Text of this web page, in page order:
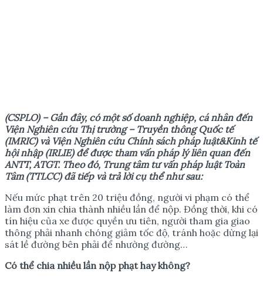
(CSPLO) – Gần đây, có một số doanh nghiệp, cá nhân đến
Viện Nghiên cứu Thị trường – Truyền thông Quốc tế
(IMRIC) và Viện Nghiên cứu Chính sách pháp luật&Kinh tế
hội nhập (IRLIE) để được tham vấn pháp lý liên quan đến
ANTT, ATGT. Theo đó, Trung tâm tư vấn pháp luật Toàn
Tâm (TTLCC) đã tiếp và trả lời cụ thể như sau:
Nếu mức phạt trên 20 triệu đồng, người vi phạm có thể
làm đơn xin chia thành nhiều lần để nộp. Đồng thời, khi có
tín hiệu của xe được quyền ưu tiên, người tham gia giao
thông phải nhanh chóng giảm tốc độ, tránh hoặc dừng lại
sát lề đường bên phải để nhường đường…
Có thể chia nhiều lần nộp phạt hay không?